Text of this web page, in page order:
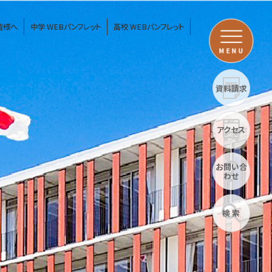
様へ 中学 WEBパンフレット 高校 WEBパンフレット
MENU
資料請求
アクセス
お問い合
わせ
検 索